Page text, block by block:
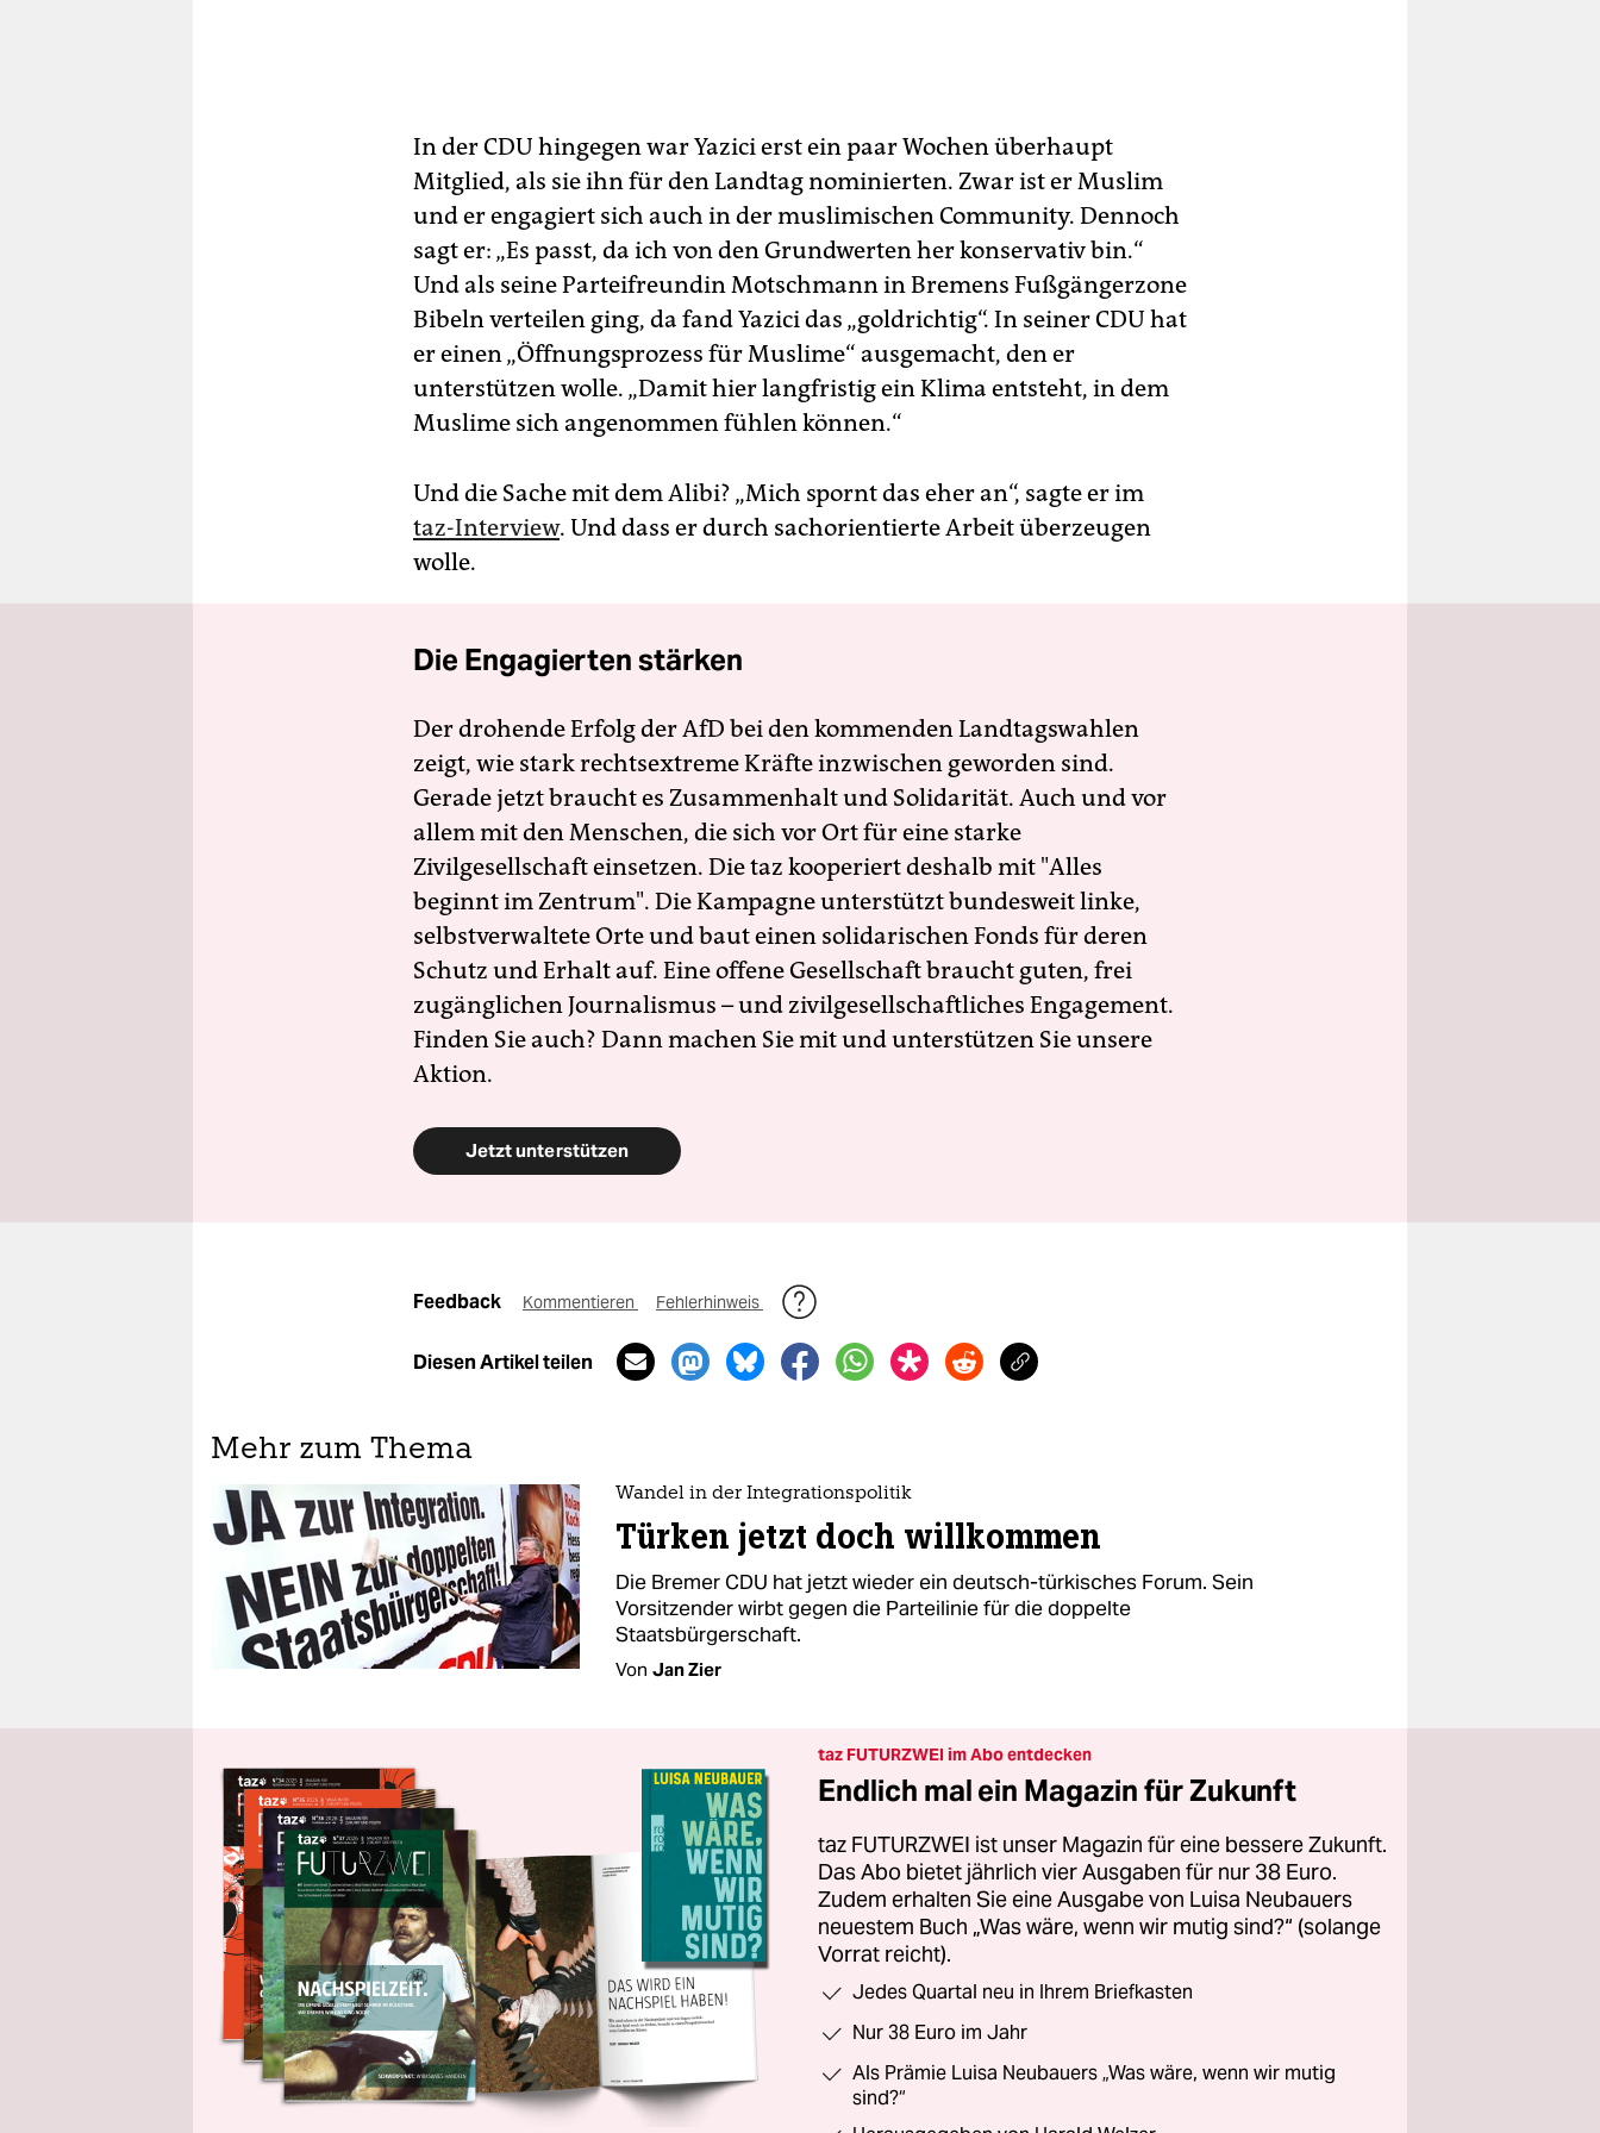
In der CDU hingegen war Yazici erst ein paar Wochen überhaupt
Mitglied, als sie ihn für den Landtag nominierten. Zwar ist er Muslim
und er engagiert sich auch in der muslimischen Community. Dennoch
sagt er: „Es passt, da ich von den Grundwerten her konservativ bin.“
Und als seine Parteifreundin Motschmann in Bremens Fußgängerzone
Bibeln verteilen ging, da fand Yazici das „goldrichtig“. In seiner CDU hat
er einen „Öffnungsprozess für Muslime“ ausgemacht, den er
unterstützen wolle. „Damit hier langfristig ein Klima entsteht, in dem
Muslime sich angenommen fühlen können.“
Und die Sache mit dem Alibi? „Mich spornt das eher an“, sagte er im
taz-Interview. Und dass er durch sachorientierte Arbeit überzeugen
wolle.
Die Engagierten stärken
Der drohende Erfolg der AfD bei den kommenden Landtagswahlen
zeigt, wie stark rechtsextreme Kräfte inzwischen geworden sind.
Gerade jetzt braucht es Zusammenhalt und Solidarität. Auch und vor
allem mit den Menschen, die sich vor Ort für eine starke
Zivilgesellschaft einsetzen. Die taz kooperiert deshalb mit "Alles
beginnt im Zentrum". Die Kampagne unterstützt bundesweit linke,
selbstverwaltete Orte und baut einen solidarischen Fonds für deren
Schutz und Erhalt auf. Eine offene Gesellschaft braucht guten, frei
zugänglichen Journalismus – und zivilgesellschaftliches Engagement.
Finden Sie auch? Dann machen Sie mit und unterstützen Sie unsere
Aktion.
Jetzt unterstützen
Feedback Kommentieren Fehlerhinweis
Diesen Artikel teilen
Mehr zum Thema
Wandel in der Integrationspolitik
Türken jetzt doch willkommen
Die Bremer CDU hat jetzt wieder ein deutsch-türkisches Forum. Sein
Vorsitzender wirbt gegen die Parteilinie für die doppelte
Staatsbürgerschaft.
Von Jan Zier
taz FUTURZWEI im Abo entdecken
Endlich mal ein Magazin für Zukunft
taz FUTURZWEI ist unser Magazin für eine bessere Zukunft.
Das Abo bietet jährlich vier Ausgaben für nur 38 Euro.
Zudem erhalten Sie eine Ausgabe von Luisa Neubauers
neuestem Buch „Was wäre, wenn wir mutig sind?“ (solange
Vorrat reicht).
Jedes Quartal neu in Ihrem Briefkasten
Nur 38 Euro im Jahr
Als Prämie Luisa Neubauers „Was wäre, wenn wir mutig
sind?“